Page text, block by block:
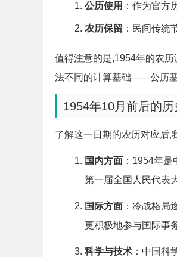
公历使用 ：作为官方
农历保留 ：民间传统
值得注意的是,1954年的农
法不同的计算基础——公历基
1954年10月前后的
了解这一日期的农历对应后,
国内方面 ：1954年
第一届全国人民代表
国际方面 ：冷战格局
更积极地参与国际事
科学与技术 ：中国科